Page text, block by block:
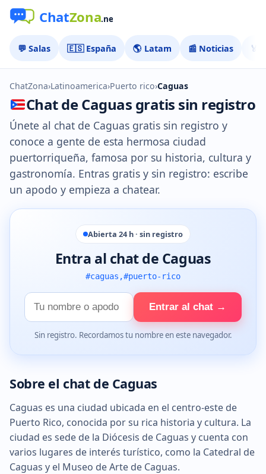
💬 Salas 🇪🇸 España 🌎 Latam 📰 Noticias 🏅
ChatZona›Latinoamerica›Puerto rico›Caguas
Chat de Caguas gratis sin registro
Únete al chat de Caguas gratis sin registro y
conoce a gente de esta hermosa ciudad
puertorriqueña, famosa por su historia, cultura y
gastronomía. Entras gratis y sin registro: escribe
un apodo y empieza a chatear.
Abierta 24 h · sin registro
Entra al chat de Caguas
#caguas,#puerto-rico
Tu
nombre
Entrar al chat →
Sin registro. Recordamos tu nombre en este navegador.
Sobre el chat de Caguas
Caguas es una ciudad ubicada en el centro-este de
Puerto Rico, conocida por su rica historia y cultura. La
ciudad es sede de la Diócesis de Caguas y cuenta con
varios lugares de interés turístico, como la Catedral de
Caguas y el Museo de Arte de Caguas.